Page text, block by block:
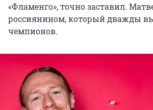
«Фламенго», точно заставил.
россиянином, который дважды
чемпионов.